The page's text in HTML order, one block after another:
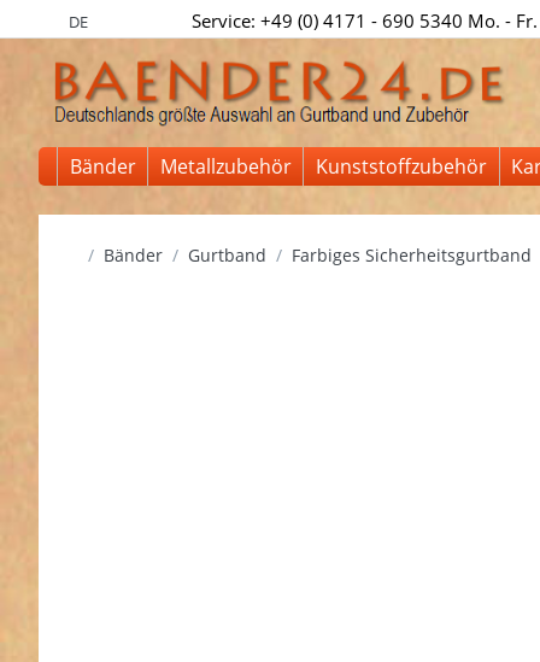
DE Service: +49 (0) 4171 - 690 5340 Mo. -
Bänder Metallzubehör Kunststoffzubehör
Startseite
Bänder Gurtband Farbiges Sicherheitsgurtband